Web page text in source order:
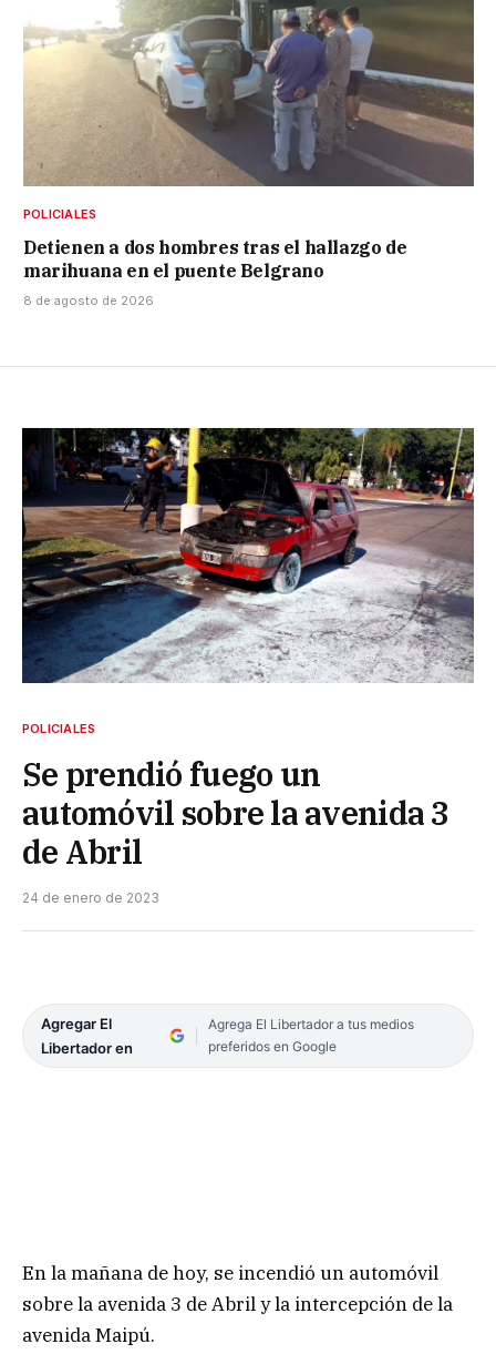
POLICIALES
Detienen a dos hombres tras el hallazgo de
marihuana en el puente Belgrano
8 de agosto de 2026
POLICIALES
Se prendió fuego un
automóvil sobre la avenida 3
de Abril
24 de enero de 2023
Agregar El
Libertador en
Agrega El Libertador a tus medios
preferidos en Google
En la mañana de hoy, se incendió un automóvil
sobre la avenida 3 de Abril y la intercepción de la
avenida Maipú.